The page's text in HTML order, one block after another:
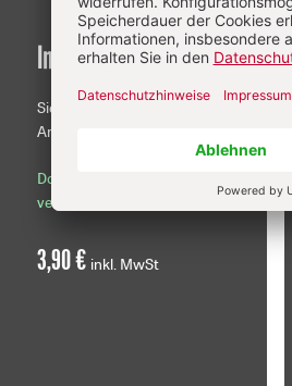
Im Einzelkauf
Sie erhalten diesen
Artikel als PDF-Datei.
Download sofort
verfügbar
3,90 € inkl. MwSt